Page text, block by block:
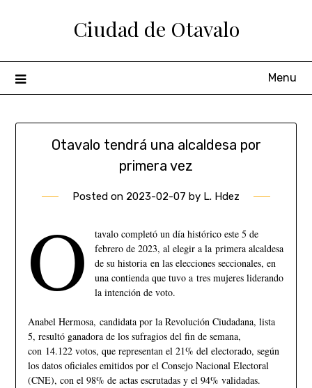
Ciudad de Otavalo
Menu
Otavalo tendrá una alcaldesa por
primera vez
Posted on 2023-02-07 by L. Hdez
O
tavalo completó un día histórico este 5 de
febrero de 2023, al elegir a la primera alcaldesa
de su historia en las elecciones seccionales, en
una contienda que tuvo a tres mujeres liderando
la intención de voto.
Anabel Hermosa, candidata por la Revolución Ciudadana, lista
5, resultó ganadora de los sufragios del fin de semana,
con 14.122 votos, que representan el 21% del electorado, según
los datos oficiales emitidos por el Consejo Nacional Electoral
(CNE), con el 98% de actas escrutadas y el 94% validadas.